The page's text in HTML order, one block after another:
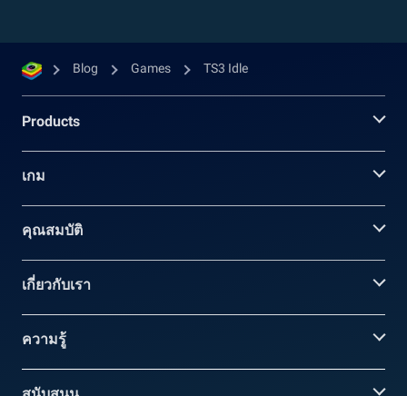
Blog Games TS3 Idle
Products
เกม
คุณสมบัติ
เกี่ยวกับเรา
ความรู้